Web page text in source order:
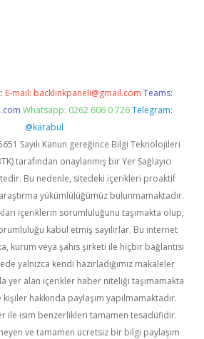
E-mail: backlinkpaneli@gmail.com Teams:
Whatsapp: 0262 606 0 726 Telegram:
@karabul
Sayılı Kanun gereğince Bilgi Teknolojileri
tarafından onaylanmış bir Yer Sağlayıcı
Bu nedenle, sitedeki içerikleri proaktif
yükümlülüğümüz bulunmamaktadır.
içeriklerin sorumluluğunu taşımakta olup,
kabul etmiş sayılırlar. Bu internet
kurum veya şahıs şirketi ile hiçbir bağlantısı
yalnızca kendi hazırladığımız makaleler
yer alan içerikler haber niteliği taşımamakta
hakkında paylaşım yapılmamaktadır.
ile isim benzerlikleri tamamen tesadüfidir.
ve tamamen ücretsiz bir bilgi paylaşım